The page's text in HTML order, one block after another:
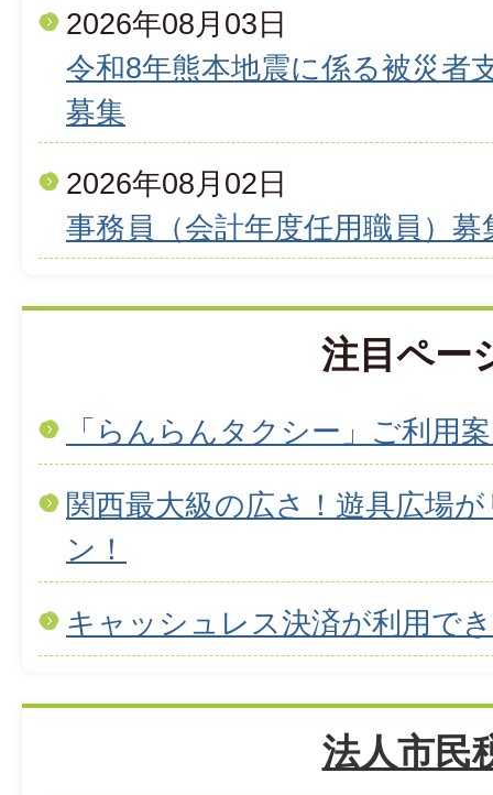
2026年08月03日
令和8年熊本地震に係る被災者
募集
2026年08月02日
事務員（会計年度任用職員）募
注目ペー
「らんらんタクシー」ご利用
関西最大級の広さ！遊具広場
ン！
キャッシュレス決済が利用で
法人市民